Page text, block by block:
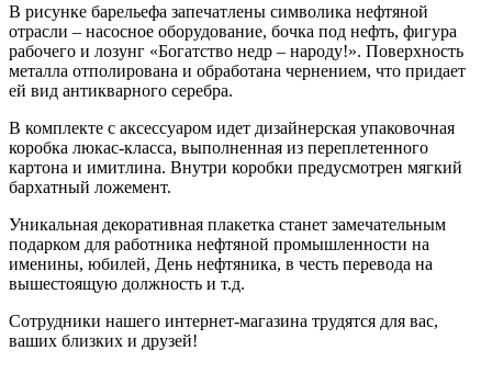
В рисунке барельефа запечатлены символика нефтяной
отрасли – насосное оборудование, бочка под нефть, фигура
рабочего и лозунг «Богатство недр – народу!». Поверхность
металла отполирована и обработана чернением, что придает
ей вид антикварного серебра.
В комплекте с аксессуаром идет дизайнерская упаковочная
коробка люкас-класса, выполненная из переплетенного
картона и имитлина. Внутри коробки предусмотрен мягкий
бархатный ложемент.
Уникальная декоративная плакетка станет замечательным
подарком для работника нефтяной промышленности на
именины, юбилей, День нефтяника, в честь перевода на
вышестоящую должность и т.д.
Сотрудники нашего интернет-магазина трудятся для вас,
ваших близких и друзей!